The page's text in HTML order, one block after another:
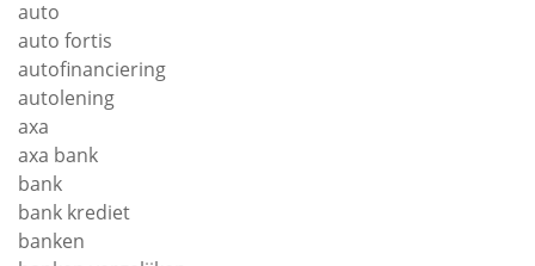
auto
auto fortis
autofinanciering
autolening
axa
axa bank
bank
bank krediet
banken